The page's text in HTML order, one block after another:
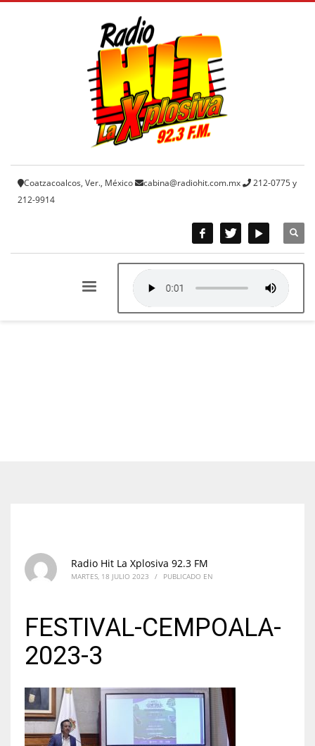
Coatzacoalcos, Ver., México cabina@radiohit.com.mx
212-0775 y
212-9914
Radio Hit La Xplosiva 92.3 FM
MARTES, 18 JULIO 2023 / PUBLICADO EN
FESTIVAL-CEMPOALA-
2023-3